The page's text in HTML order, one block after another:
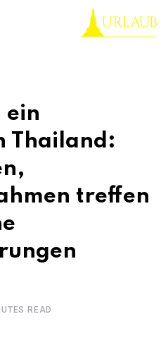
ein
Thailand:
treffen
READ